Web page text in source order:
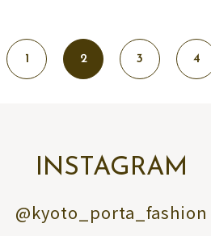
1 2 3 4
INSTAGRAM
@kyoto_porta_fashion